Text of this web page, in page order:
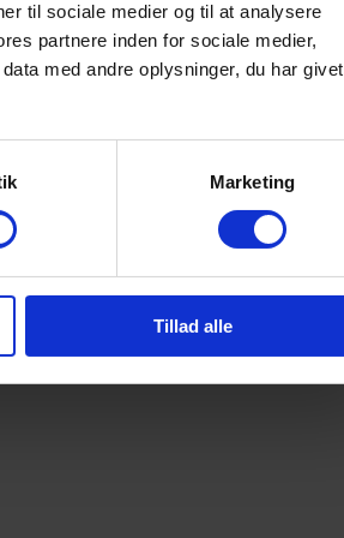
til sociale medier og til at analysere
partnere inden for sociale medier,
med andre oplysninger, du har givet
Marketing
Tillad alle